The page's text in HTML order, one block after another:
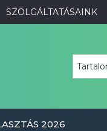
SZOLGÁLTATÁSAINK
2026